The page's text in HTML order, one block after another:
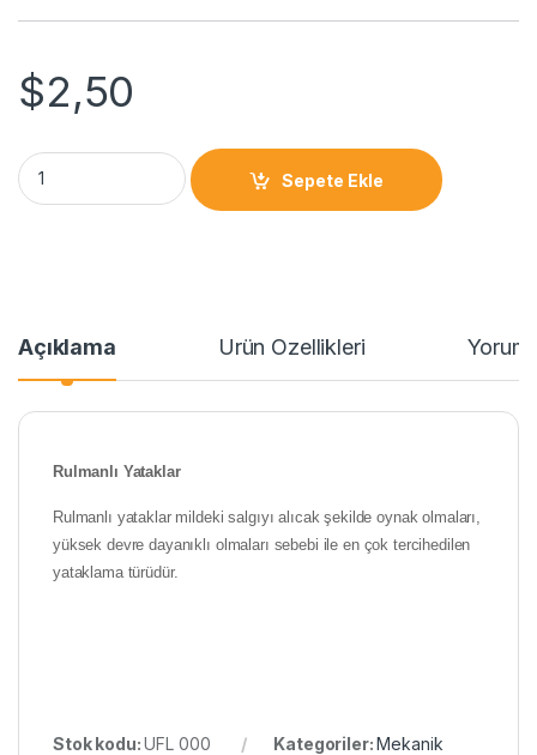
$2,50
Sepete Ekle
Açıklama Ürün Özellikleri
Rulmanlı Yataklar
Rulmanlı yataklar mildeki salgıyı alıcak şekilde oynak olmaları,
yüksek devre dayanıklı olmaları sebebi ile en çok tercihedilen
yataklama türüdür.
Stok kodu:UFL 000 Kategoriler:Mekanik